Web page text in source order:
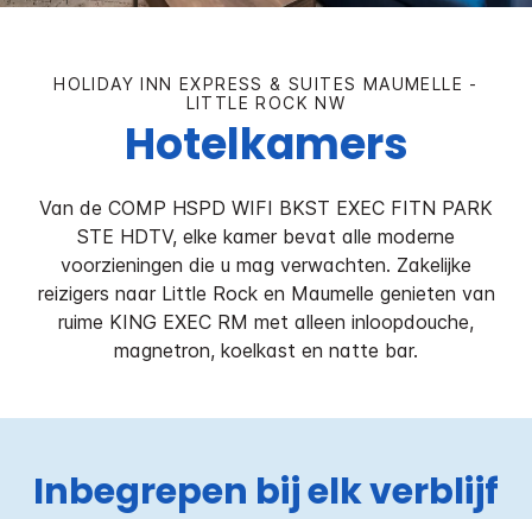
HOLIDAY INN EXPRESS & SUITES MAUMELLE -
LITTLE ROCK NW
Hotelkamers
Van de COMP HSPD WIFI BKST EXEC FITN PARK
STE HDTV, elke kamer bevat alle moderne
voorzieningen die u mag verwachten. Zakelijke
reizigers naar Little Rock en Maumelle genieten van
ruime KING EXEC RM met alleen inloopdouche,
magnetron, koelkast en natte bar.
Inbegrepen bij elk verblijf